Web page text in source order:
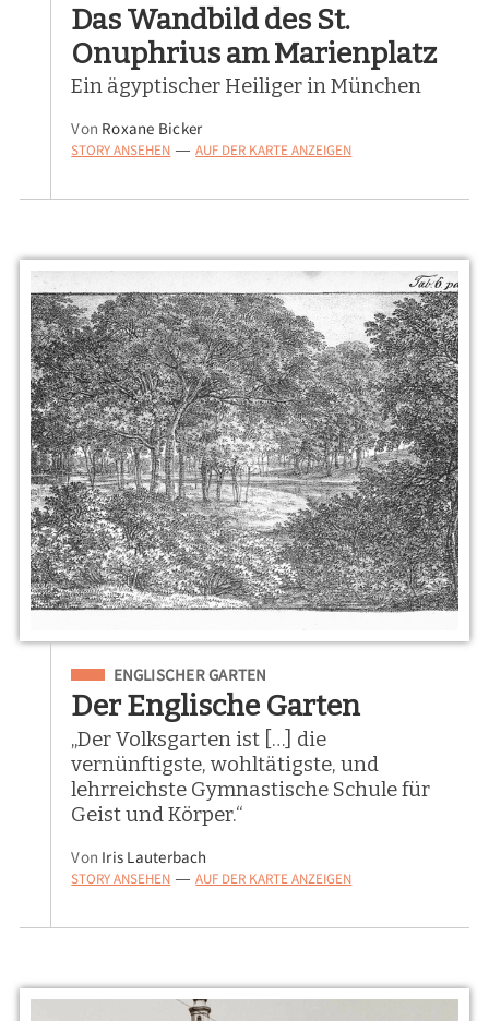
Das Wandbild des St.
Onuphrius am Marienplatz
Ein ägyptischer Heiliger in München
Von Roxane Bicker
STORY ANSEHEN — AUF DER KARTE ANZEIGEN
Eingeordnet unter
ENGLISCHER GARTEN
Der Englische Garten
„Der Volksgarten ist […] die
vernünftigste, wohltätigste, und
lehrreichste Gymnastische Schule für
Geist und Körper.“
Von Iris Lauterbach
STORY ANSEHEN — AUF DER KARTE ANZEIGEN